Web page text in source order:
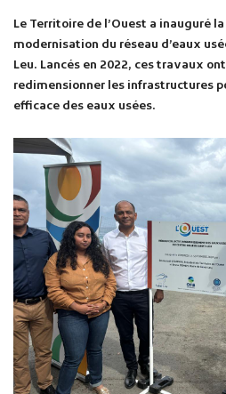
Plans d'accès
Le Territoire de l’Ouest a inauguré
modernisation du réseau d’eaux
Leu. Lancés en 2022, ces travaux
redimensionner les infrastructures
efficace des eaux usées.